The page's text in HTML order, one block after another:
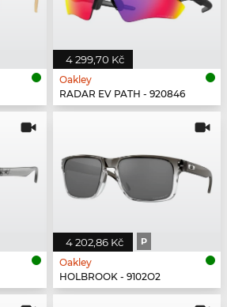
4 299,70 Kč
Oakley
RADAR EV PATH - 920846
4 202,86 Kč P
Oakley
HOLBROOK - 9102O2